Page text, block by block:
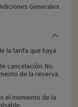
Generales
la tarifa que haya
cancelación. No
de la reserva.
el momento de la